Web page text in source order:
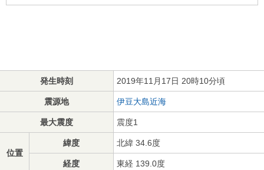
発生時刻 2019年11月17日 20時10分頃
震源地 伊豆大島近海
最大震度 震度1
位置
緯度 北緯 34.6度
経度 東経 139.0度